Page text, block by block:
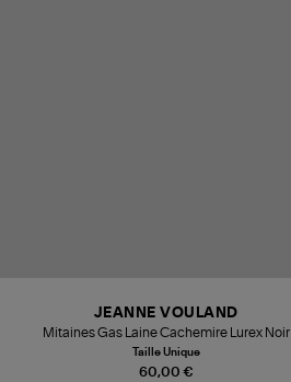
60,00 €
JEANNE VOULAND
Mitaines Gas Laine Cachemire Lurex Noir
Taille Unique